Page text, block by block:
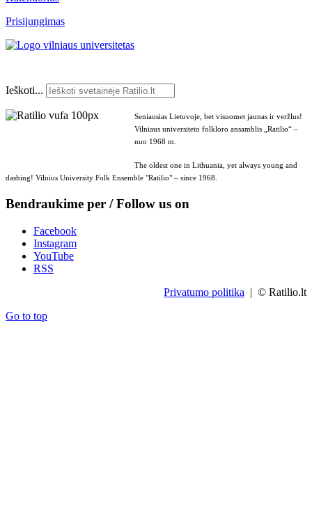
Prisijungimas
Ieškoti...
Seniausias Lietuvoje, bet visuomet jaunas ir veržlus!
Vilniaus universiteto folkloro ansamblis „Ratilio“ –
nuo 1968 m.
The oldest one in Lithuania, yet always young and
dashing! Vilnius University Folk Ensemble "Ratilio" – since 1968.
Bendraukime per / Follow us on
Facebook
Instagram
YouTube
RSS
Privatumo politika | © Ratilio.lt
Go to top